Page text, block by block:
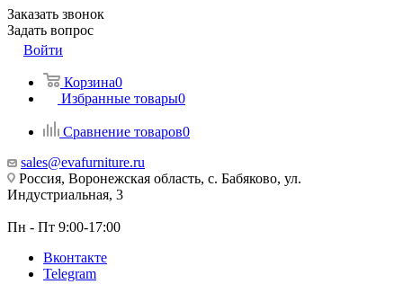
Заказать звонок
Задать вопрос
Войти
Корзина0
Избранные товары0
Сравнение товаров0
sales@evafurniture.ru
Россия, Воронежская область, с. Бабяково, ул.
Индустриальная, 3
Пн - Пт 9:00-17:00
Вконтакте
Telegram